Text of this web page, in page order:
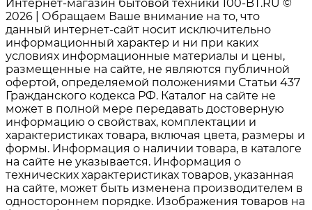
Интернет-магазин бытовой техники 100-BT.RU ©
2026 | Обращаем Ваше внимание на то, что
данный интернет-сайт носит исключительно
информационный характер и ни при каких
условиях информационные материалы и цены,
размещенные на сайте, не являются публичной
офертой, определяемой положениями Статьи 437
Гражданского кодекса РФ. Каталог на сайте не
может в полной мере передавать достоверную
информацию о свойствах, комплектации и
характеристиках товара, включая цвета, размеры и
формы. Информация о наличии товара, в каталоге
на сайте не указывается. Информация о
технических характеристиках товаров, указанная
на сайте, может быть изменена производителем в
одностороннем порядке. Изображения товаров на